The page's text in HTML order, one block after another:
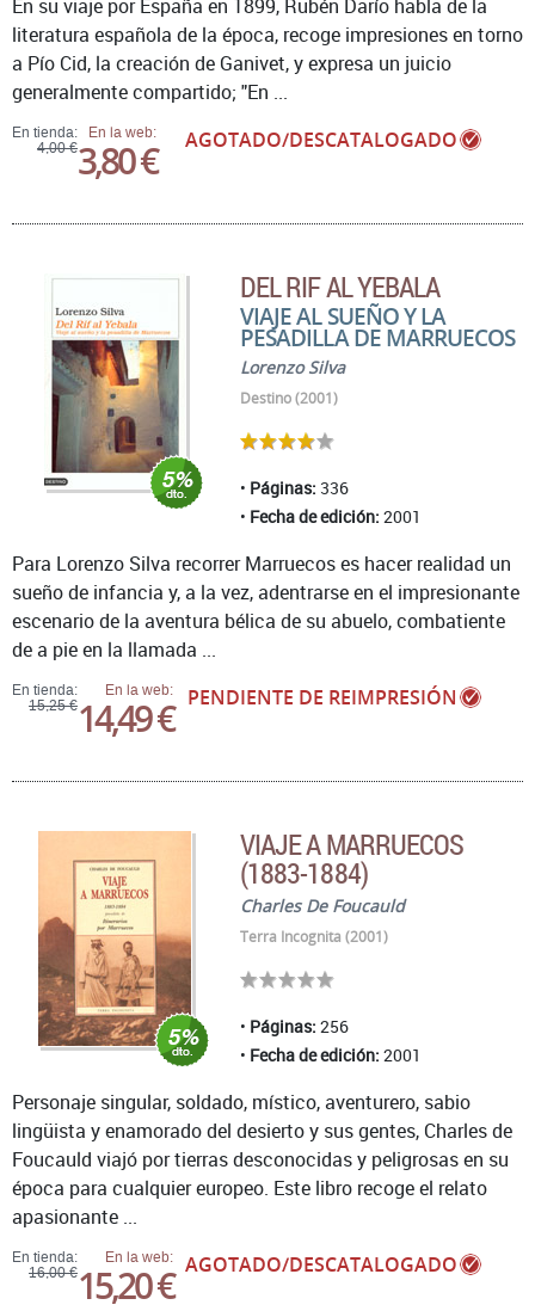
En tienda:
4,00 €
En la web:
3,80 € AGOTADO/DESCATALOGADO
En su viaje por España en 1899, Rubén Darío habla de la
literatura española de la época, recoge impresiones en torno
a Pío Cid, la creación de Ganivet, y expresa un juicio
generalmente compartido; "En ...
DEL RIF AL YEBALA
VIAJE AL SUEÑO Y LA
PESADILLA DE MARRUECOS
Lorenzo Silva
Destino (2001)
Páginas: 336
Fecha de edición: 2001
En tienda:
15,25 €
En la web:
14,49 € PENDIENTE DE REIMPRESIÓN
Para Lorenzo Silva recorrer Marruecos es hacer realidad un
sueño de infancia y, a la vez, adentrarse en el impresionante
escenario de la aventura bélica de su abuelo, combatiente
de a pie en la llamada ...
VIAJE A MARRUECOS
(1883-1884)
Charles De Foucauld
Terra Incognita (2001)
Páginas: 256
Fecha de edición: 2001
En tienda:
16,00 €
En la web:
15,20 € AGOTADO/DESCATALOGADO
Personaje singular, soldado, místico, aventurero, sabio
lingüista y enamorado del desierto y sus gentes, Charles de
Foucauld viajó por tierras desconocidas y peligrosas en su
época para cualquier europeo. Este libro recoge el relato
apasionante ...